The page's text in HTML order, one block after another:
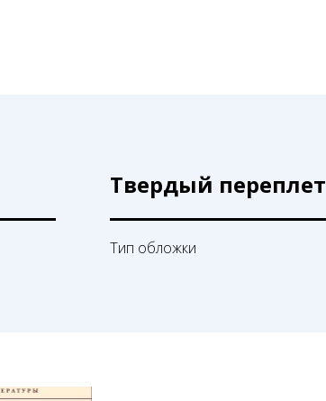
Твердый переплет
Тип обложки